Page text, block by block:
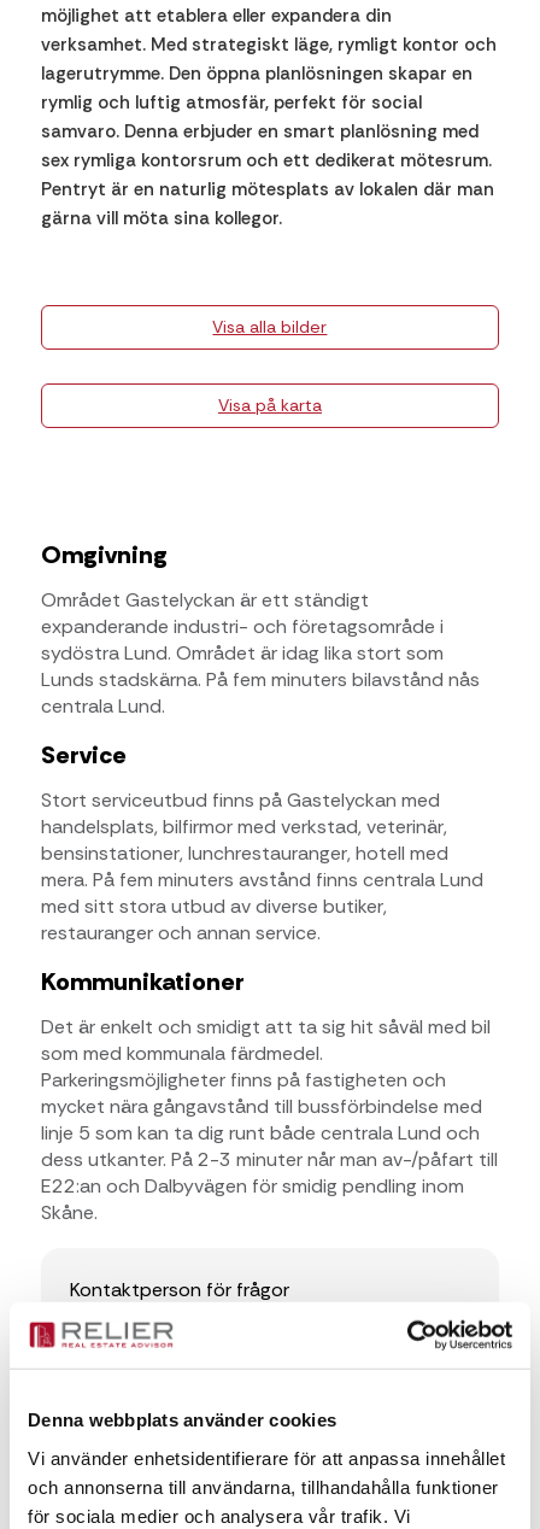
Denna webbplats använder cookies
Vi använder enhetsidentifierare för att anpassa innehållet
och annonserna till användarna, tillhandahålla funktioner
för sociala medier och analysera vår trafik. Vi
möjlighet att etablera eller expandera din
verksamhet. Med strategiskt läge, rymligt kontor och
lagerutrymme. Den öppna planlösningen skapar en
rymlig och luftig atmosfär, perfekt för social
samvaro. Denna erbjuder en smart planlösning med
sex rymliga kontorsrum och ett dedikerat mötesrum.
Pentryt är en naturlig mötesplats av lokalen där man
gärna vill möta sina kollegor.
Visa alla bilder
Visa på karta
Omgivning
Området Gastelyckan är ett ständigt
expanderande industri- och företagsområde i
sydöstra Lund. Området är idag lika stort som
Lunds stadskärna. På fem minuters bilavstånd nås
centrala Lund.
Service
Stort serviceutbud finns på Gastelyckan med
handelsplats, bilfirmor med verkstad, veterinär,
bensinstationer, lunchrestauranger, hotell med
mera. På fem minuters avstånd finns centrala Lund
med sitt stora utbud av diverse butiker,
restauranger och annan service.
Kommunikationer
Det är enkelt och smidigt att ta sig hit såväl med bil
som med kommunala färdmedel.
Parkeringsmöjligheter finns på fastigheten och
mycket nära gångavstånd till bussförbindelse med
linje 5 som kan ta dig runt både centrala Lund och
dess utkanter. På 2-3 minuter når man av-/påfart till
E22:an och Dalbyvägen för smidig pendling inom
Skåne.
Kontaktperson för frågor
Martin Silvhed
Martin Silvhed
martin.silvhed@relier.se
+46 735 430353